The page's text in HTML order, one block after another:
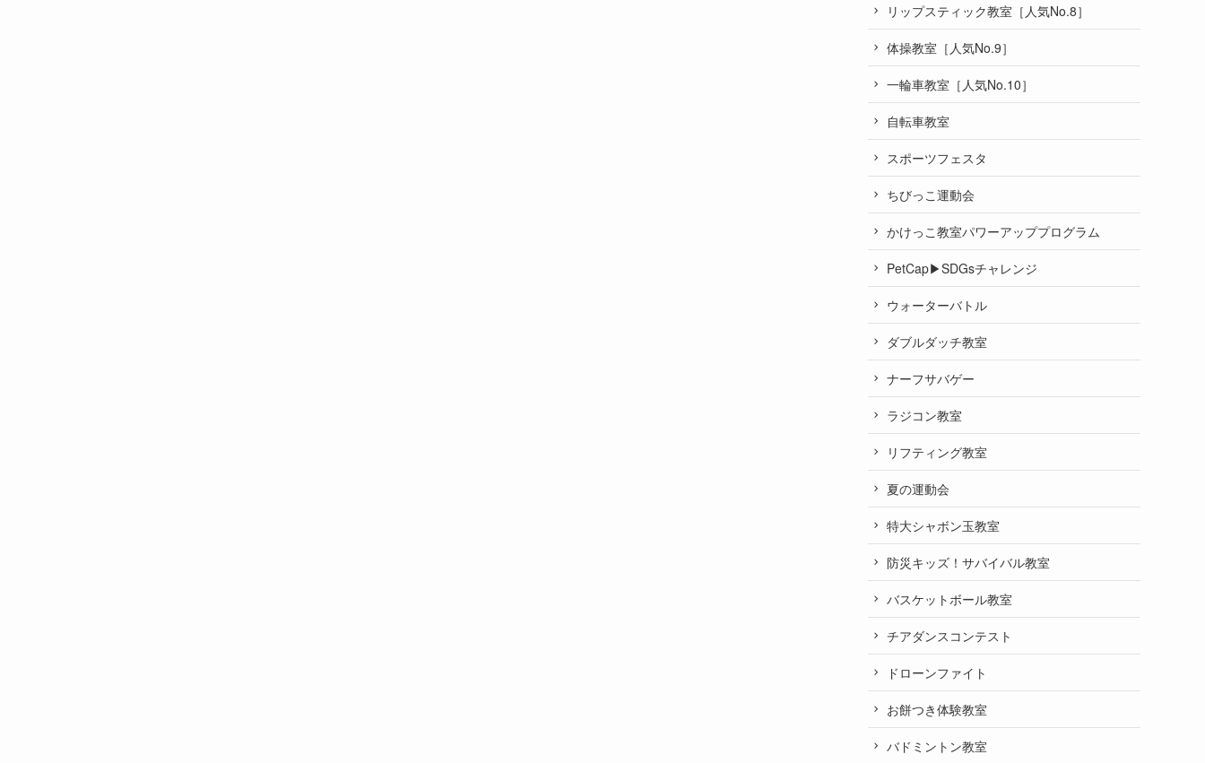
リップスティック教室［人気No.8］
体操教室［人気No.9］
一輪車教室［人気No.10］
自転車教室
スポーツフェスタ
ちびっこ運動会
かけっこ教室パワーアッププログラム
PetCap▶︎SDGsチャレンジ
ウォーターバトル
ダブルダッチ教室
ナーフサバゲー
ラジコン教室
リフティング教室
夏の運動会
特大シャボン玉教室
防災キッズ！サバイバル教室
バスケットボール教室
チアダンスコンテスト
ドローンファイト
お餅つき体験教室
バドミントン教室